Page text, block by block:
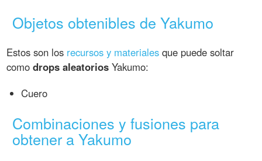
Objetos obtenibles de Yakumo
Estos son los recursos y materiales que puede soltar
comodrops aleatorios Yakumo:
Cuero
Combinaciones y fusiones para
obtener a Yakumo